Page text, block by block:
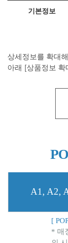
기본정보
상세정보를 확대
아래 [상품정보
A1, A2,
[
* 매